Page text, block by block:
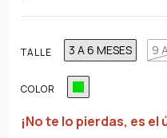
TALLE 3 A 6 MESES 9
COLOR
¡No te lo pierdas, es el